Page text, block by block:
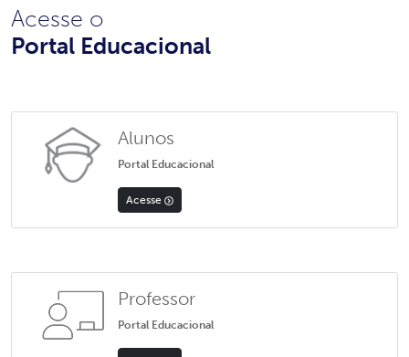
Acesse o
Portal Educacional
Alunos
Portal Educacional
Acesse
Professor
Portal Educacional